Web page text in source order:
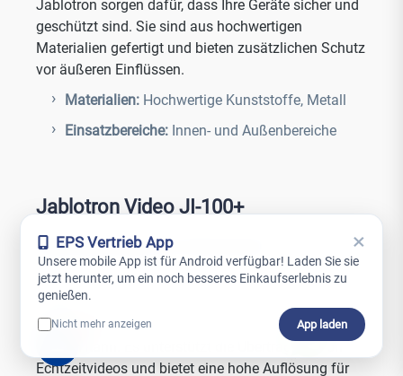
Jablotron sorgen dafür, dass Ihre Geräte sicher und
geschützt sind. Sie sind aus hochwertigen
Materialien gefertigt und bieten zusätzlichen Schutz
vor äußeren Einflüssen.
Materialien: Hochwertige Kunststoffe, Metall
Einsatzbereiche: Innen- und Außenbereiche
Jablotron Video JI-100+
Überwachung und Sicherheit
Das Jablotron Video JI-100+ System bietet eine
effektive Videoüberwachungslösung, die einfach in
ein bestehendes Jablotron Alarmsystem integriert
werden kann. Es unterstützt die Übertragung von
Echtzeitvideos und bietet eine hohe Auflösung für
EPS Vertrieb App ×
Unsere mobile App ist für Android verfügbar! Laden Sie sie
jetzt herunter, um ein noch besseres Einkaufserlebnis zu
genießen.
Nicht mehr anzeigen App laden